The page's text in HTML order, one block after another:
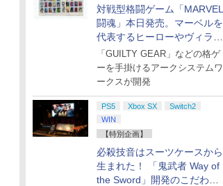
対戦型格闘ゲーム「MARVEL
闘魂」本日発売。マーベルを
代表するヒーローやヴィラン
たちが登場
「GUILTY GEAR」などの格ゲ
ーを手掛けるアークシステムワ
ークスが開発
PS5 Xbox SX
Switch2
WIN
【特別企画】
必殺技音はスーツケースから
生まれた！ 「鬼武者 Way of
the Sword」開発のこだわり